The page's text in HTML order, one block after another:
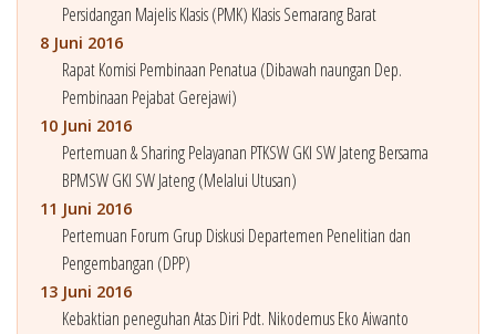
Persidangan Majelis Klasis (PMK) Klasis Semarang Barat
8 Juni 2016
Rapat Komisi Pembinaan Penatua (Dibawah naungan Dep.
Pembinaan Pejabat Gerejawi)
10 Juni 2016
Pertemuan & Sharing Pelayanan PTKSW GKI SW Jateng Bersama
BPMSW GKI SW Jateng (Melalui Utusan)
11 Juni 2016
Pertemuan Forum Grup Diskusi Departemen Penelitian dan
Pengembangan (DPP)
13 Juni 2016
Kebaktian peneguhan Atas Diri Pdt. Nikodemus Eko Aiwanto